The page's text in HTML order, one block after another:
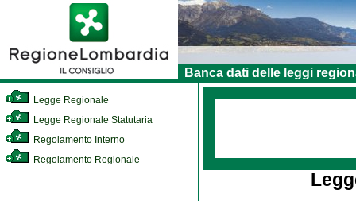
Banca dati delle leggi
Legge Regionale
Legge Regionale Statutaria
Regolamento Interno
Regolamento Regionale